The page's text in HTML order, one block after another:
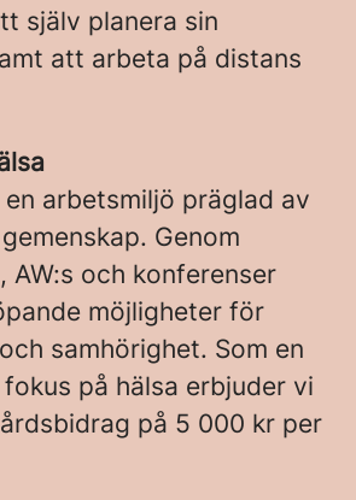
själv planera sin
att arbeta på distans
arbetsmiljö präglad av
Genom
AW:s och konferenser
möjligheter för
samhörighet. Som en
på hälsa erbjuder vi
på 5 000 kr per